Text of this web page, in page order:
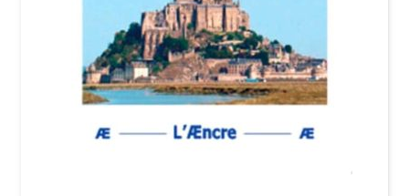
Soutien à Philippe Randa
Suivi de la Commande